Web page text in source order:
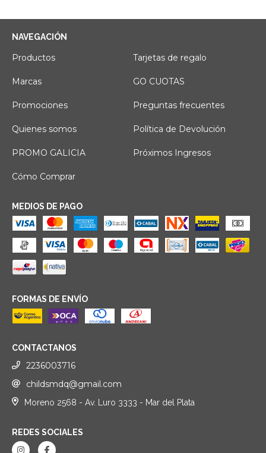
NAVEGACIÓN
Productos Tarjetas de regalo
Marcas GO CUOTAS
Promociones Preguntas frecuentes
Quienes somos Política de Devolución
PROMO GALICIA Próximos Ingresos
Cómo Comprar
MEDIOS DE PAGO
FORMAS DE ENVÍO
CONTACTANOS
2236003716
childsmdq@gmail.com
Moreno 2568 - Av. Luro 3333 - Mar del Plata
REDES SOCIALES